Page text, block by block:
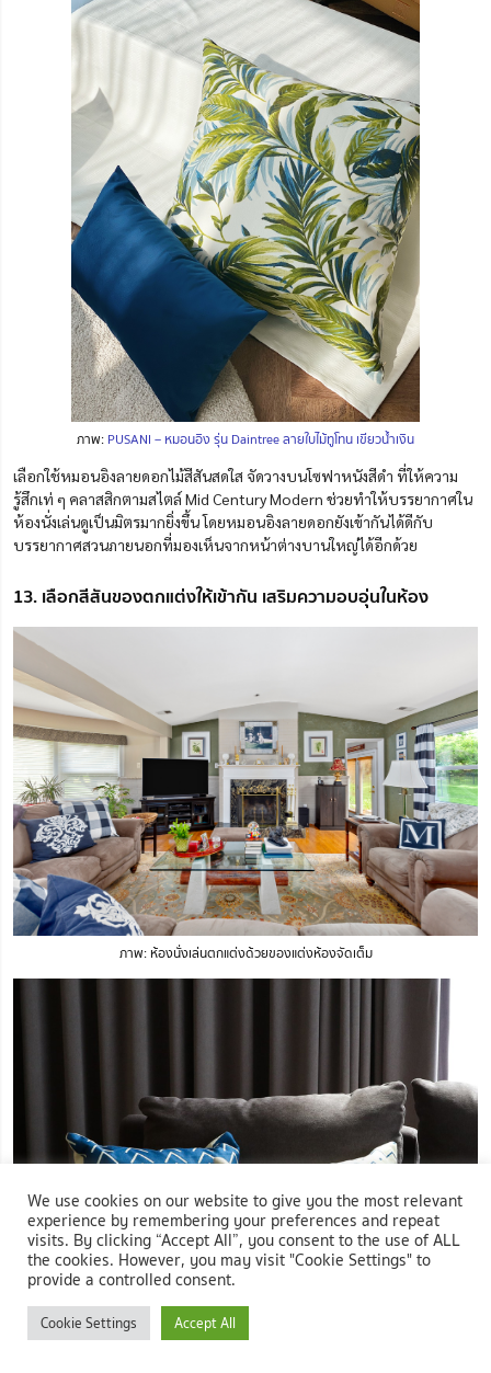
ภาพ: PUSANI – หมอนอิง รุ่น Daintree ลายใบไม้ทูโทน เขียวน้ำเงิน
เลือกใช้หมอนอิงลายดอกไม้สีสันสดใส จัดวางบนโซฟาหนังสีดำ ที่ให้ความ
รู้สึกเท่ ๆ คลาสสิกตามสไตล์ Mid Century Modern ช่วยทำให้บรรยากาศใน
ห้องนั่งเล่นดูเป็นมิตรมากยิ่งขึ้น โดยหมอนอิงลายดอกยังเข้ากันได้ดีกับ
บรรยากาศสวนภายนอกที่มองเห็นจากหน้าต่างบานใหญ่ได้อีกด้วย
13. เลือกสีสันของตกแต่งให้เข้ากัน เสริมความอบอุ่นในห้อง
ภาพ: ห้องนั่งเล่นตกแต่งด้วยของแต่งห้องจัดเต็ม
We use cookies on our website to give you the most relevant
experience by remembering your preferences and repeat
visits. By clicking “Accept All”, you consent to the use of ALL
the cookies. However, you may visit "Cookie Settings" to
provide a controlled consent.
Cookie Settings Accept All